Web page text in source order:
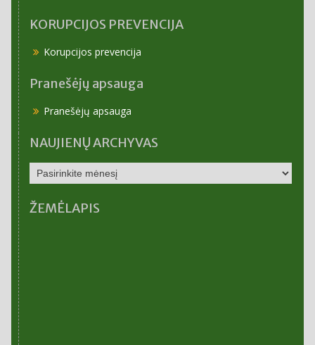
KORUPCIJOS PREVENCIJA
Korupcijos prevencija
Pranešėjų apsauga
Pranešėjų apsauga
NAUJIENŲ ARCHYVAS
NAUJIENŲ
ARCHYVAS
ŽEMĖLAPIS